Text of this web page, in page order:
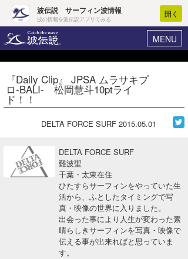
波伝説 サーフィン波情報
波の情報を波伝説アプリでみる
開く
MENU
ヘルプ マイホーム
ログイン
WAVE HUNTER波予想ツール
サーフィンエリアガイド
会員メニュー
『Daily Clip』 JPSA ムラサキプ
ロ-BALI- 松岡慧斗10ptライ
ド！！
DELTA FORCE SURF 2015.05.01
DELTA FORCE SURF
難波聖
千葉・太東在住
ひたすらサーフィンをやっていた生
活から、ふとしたタイミングで写
真・映像の世界に入りました。
出会った事により人生が変わった素
晴らしきサーフィンを写真・映像で
伝える事が出来ればと思っていま
す。
Core Surf Japan
コンテスト
ファッション/グッズ
アート＆エンタメ
コラム
ショップ情報
ショップ情報